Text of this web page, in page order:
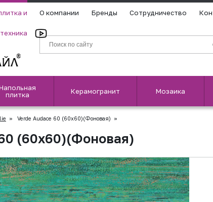
и О компании Бренды Сотрудничество
плитка
Керамогранит Мозаика
» Verde Audace 60 (60x60)(Фоновая) »
(60x60)(Фоновая)